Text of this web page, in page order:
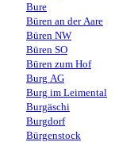
Bure
Büren an der Aare
Büren NW
Büren SO
Büren zum Hof
Burg AG
Burg im Leimental
Burgäschi
Burgdorf
Bürgenstock